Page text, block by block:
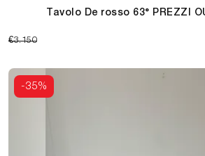
Tavolo De rosso 63° PREZZI
€3.150
-35%